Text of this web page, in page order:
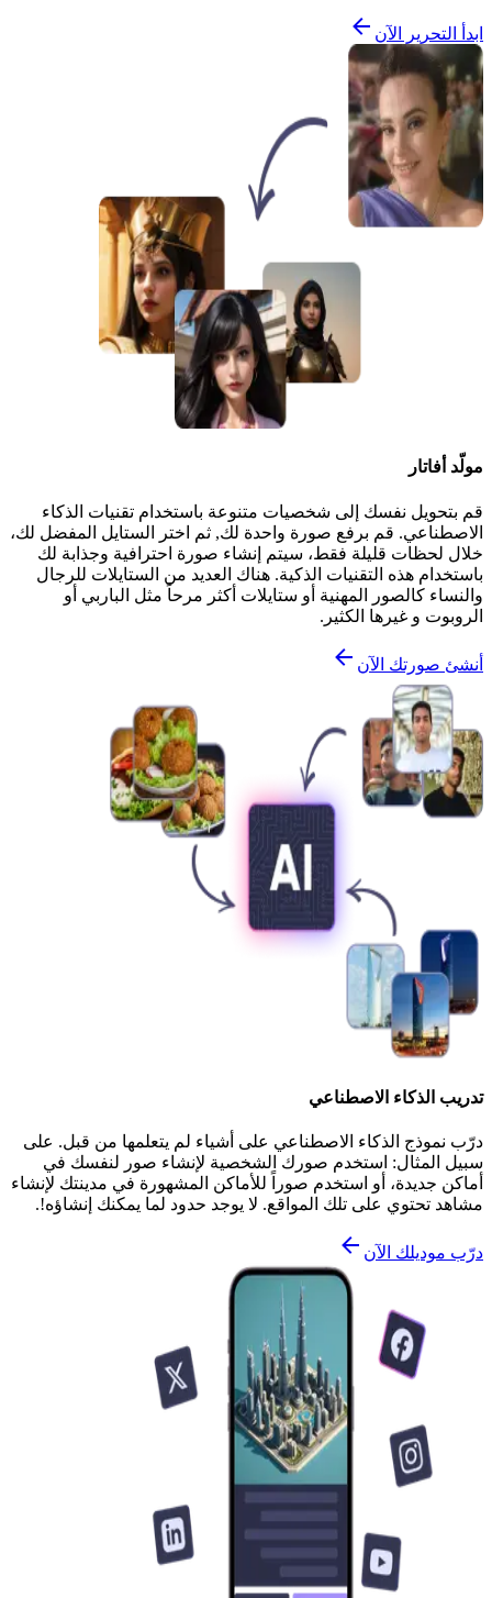
ابدأ التحرير الآن
مولّد أفاتار
قم بتحويل نفسك إلى شخصيات متنوعة باستخدام تقنيات الذكاء
الاصطناعي. قم برفع صورة واحدة لك, ثم اختر الستايل المفضل لك،
خلال لحظات قليلة فقط، سيتم إنشاء صورة احترافية وجذابة لك
باستخدام هذه التقنيات الذكية. هناك العديد من الستايلات للرجال
والنساء كالصور المهنية أو ستايلات أكثر مرحاً مثل الباربي أو
الروبوت و غيرها الكثير.
أنشئ صورتك الآن
تدريب الذكاء الاصطناعي
درّب نموذج الذكاء الاصطناعي على أشياء لم يتعلمها من قبل. على
سبيل المثال: استخدم صورك الشخصية لإنشاء صور لنفسك في
أماكن جديدة، أو استخدم صوراً للأماكن المشهورة في مدينتك لإنشاء
مشاهد تحتوي على تلك المواقع. لا يوجد حدود لما يمكنك إنشاؤه!.
درّب موديلك الآن